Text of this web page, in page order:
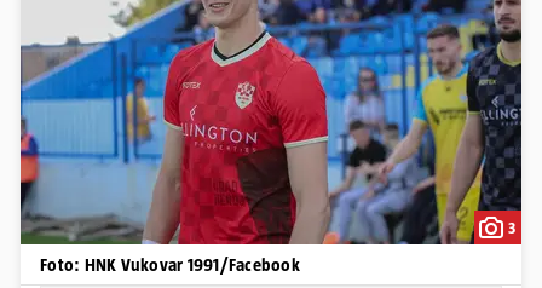
3
Foto: HNK Vukovar 1991/Facebook